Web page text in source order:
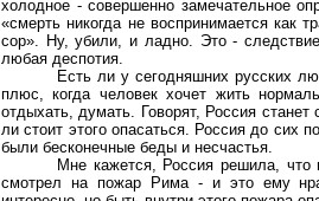
холодное - совершенно замечательное
«смерть никогда не воспринимается как
сор». Ну, убили, и ладно. Это -
любая деспотия.
Есть ли у сегодняшних русских
плюс, когда человек хочет жить
отдыхать, думать. Говорят, Россия
ли стоит этого опасаться. Россия до сих
были бесконечные беды и несчастья.
Мне кажется, Россия решила, что
смотрел на пожар Рима - и это ему